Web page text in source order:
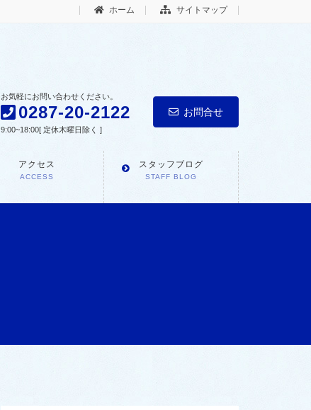
ホーム サイトマップ
お気軽にお問い合わせください。
0287-20-2122
9:00~18:00[ 定休木曜日除く ]
お問合せ
アクセス
ACCESS
スタッフブログ
STAFF BLOG